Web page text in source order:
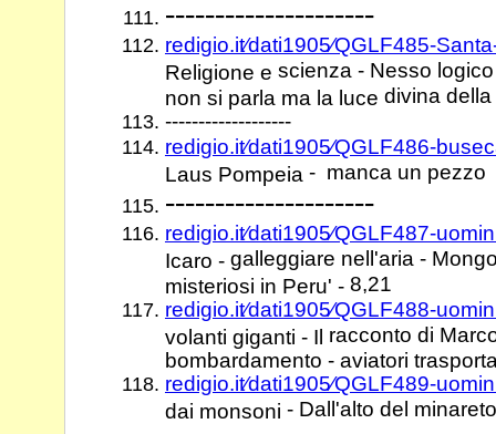
---------------------
redigio.it⁄dati1905⁄QGLF485-
Religione e scienza - Nesso
non si parla ma la luce divina
-------------------
redigio.it⁄dati1905⁄QGLF486-
Laus Pompeia - manca un pezzo
---------------------
redigio.it⁄dati1905⁄QGLF487-
Icaro - galleggiare nell'aria -
misteriosi in Peru' - 8,21
redigio.it⁄dati1905⁄QGLF488-
volanti giganti - Il racconto di
bombardamento - aviatori
redigio.it⁄dati1905⁄QGLF489-
dai monsoni - Dall'alto del